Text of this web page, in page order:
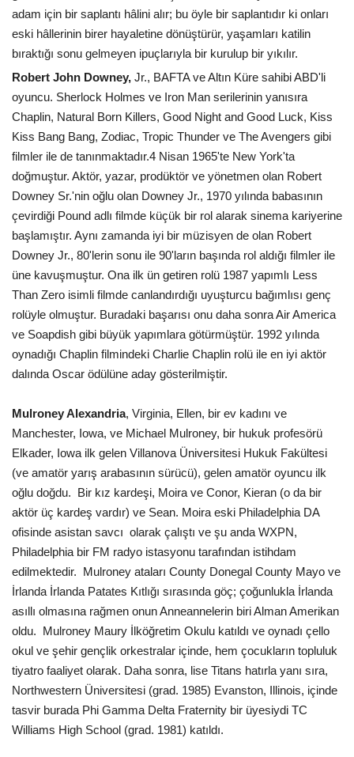
adam için bir saplantı hâlini alır; bu öyle bir saplantıdır ki onları
eski hâllerinin birer hayaletine dönüştürür, yaşamları katilin
bıraktığı sonu gelmeyen ipuçlarıyla bir kurulup bir yıkılır.
Robert John Downey, Jr., BAFTA ve Altın Küre sahibi ABD'li
oyuncu. Sherlock Holmes ve Iron Man serilerinin yanısıra
Chaplin, Natural Born Killers, Good Night and Good Luck, Kiss
Kiss Bang Bang, Zodiac, Tropic Thunder ve The Avengers gibi
filmler ile de tanınmaktadır.4 Nisan 1965'te New York'ta
doğmuştur. Aktör, yazar, prodüktör ve yönetmen olan Robert
Downey Sr.'nin oğlu olan Downey Jr., 1970 yılında babasının
çevirdiği Pound adlı filmde küçük bir rol alarak sinema kariyerine
başlamıştır. Aynı zamanda iyi bir müzisyen de olan Robert
Downey Jr., 80'lerin sonu ile 90'ların başında rol aldığı filmler ile
üne kavuşmuştur. Ona ilk ün getiren rolü 1987 yapımlı Less
Than Zero isimli filmde canlandırdığı uyuşturcu bağımlısı genç
rolüyle olmuştur. Buradaki başarısı onu daha sonra Air America
ve Soapdish gibi büyük yapımlara götürmüştür. 1992 yılında
oynadığı Chaplin filmindeki Charlie Chaplin rolü ile en iyi aktör
dalında Oscar ödülüne aday gösterilmiştir.
Mulroney Alexandria, Virginia, Ellen, bir ev kadını ve
Manchester, Iowa, ve Michael Mulroney, bir hukuk profesörü
Elkader, Iowa ilk gelen Villanova Üniversitesi Hukuk Fakültesi
(ve amatör yarış arabasının sürücü), gelen amatör oyuncu ilk
oğlu doğdu. Bir kız kardeşi, Moira ve Conor, Kieran (o da bir
aktör üç kardeş vardır) ve Sean. Moira eski Philadelphia DA
ofisinde asistan savcı olarak çalıştı ve şu anda WXPN,
Philadelphia bir FM radyo istasyonu tarafından istihdam
edilmektedir. Mulroney ataları County Donegal County Mayo ve
İrlanda İrlanda Patates Kıtlığı sırasında göç; çoğunlukla İrlanda
asıllı olmasına rağmen onun Anneannelerin biri Alman Amerikan
oldu. Mulroney Maury İlköğretim Okulu katıldı ve oynadı çello
okul ve şehir gençlik orkestralar içinde, hem çocukların topluluk
tiyatro faaliyet olarak. Daha sonra, lise Titans hatırla yanı sıra,
Northwestern Üniversitesi (grad. 1985) Evanston, Illinois, içinde
tasvir burada Phi Gamma Delta Fraternity bir üyesiydi TC
Williams High School (grad. 1981) katıldı.